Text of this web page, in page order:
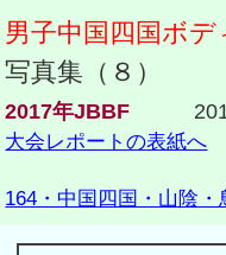
男子中国四国ボ
写真集（８）
2017年JBBF
大会レポートの表紙へ
164・中国四国・山陰